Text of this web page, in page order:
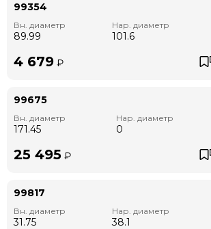
99354
Вн. диаметр
89.99
Нар. диаметр
101.6
4 679 ₽
99675
Вн. диаметр
171.45
Нар. диаметр
0
25 495 ₽
99817
Вн. диаметр
31.75
Нар. диаметр
38.1